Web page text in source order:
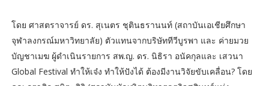
โดย ศาสตราจารย์ ดร. สุเนตร ชุตินธรานนท์ (สถาบันเอเชียศึกษา
จุฬาลงกรณ์มหาวิทยาลัย) ตัวแทนจากบริษัททีวีบูรพา และ ค่ายมวย
บัญชาเมฆ ผู้ดำเนินรายการ สพ.ญ. ดร. นิธิรา อนัคกุลและ เสวนา
Global Festival ทำให้เจ๋ง ทำให้ปังได้ ต้องมีงานวิจัยขับเคลื่อน? โดย